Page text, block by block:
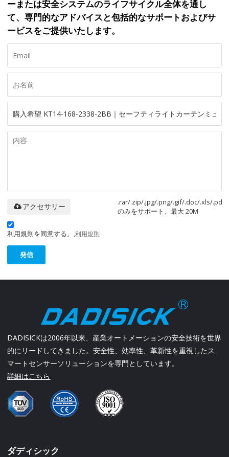
ーまたは安全システムのライフサイクル全体を通し
て、専門的なアドバイスと包括的なサポートおよびサ
ービスをご提供いたします。
.rar/.zip/.jpg/.png/.gif/.doc/.xls/.pdf
のみをサポート、最大 20M
アクセサリー
利用規則を同意する。,利用規則
発信
DADISICKは2006年以来、産業オートメーションの安全技術を世界
的にリードしてきました。安全性、効率性、革新性を重視したス
マートセンサーソリューションを専門としています。
詳細はこちら
ダディシック